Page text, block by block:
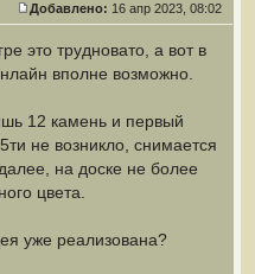
Добавлено: 16 апр 2023, 08:02
это трудновато, а вот в
вполне возможно.
12 камень и первый
не возникло, снимается
на доске не более
цвета.
уже реализована?